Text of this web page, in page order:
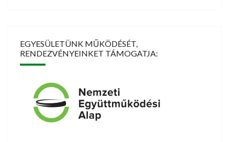
EGYESÜLETÜNK MŰKÖDÉSÉT,
RENDEZVÉNYEINKET TÁMOGATJA: